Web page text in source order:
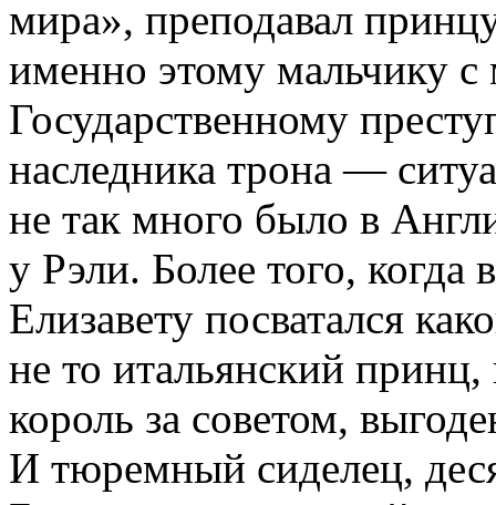
мира», преподавал
именно этому мальчику
Государственному
наследника трона —
не так много было в
у Рэли. Более того, когда
Елизавету посватался
не то итальянский
король за советом,
И тюремный сиделец,